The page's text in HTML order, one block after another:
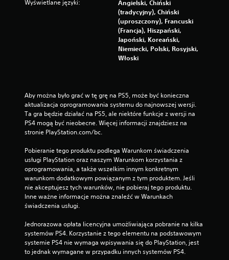
Wyświetlane języki:
Angielski, Chiński
(tradycyjny), Chiński
(uproszczony), Francuski
(Francja), Hiszpański,
Japoński, Koreański,
Niemiecki, Polski, Rosyjski,
Włoski
Aby można było grać w tę grę na PS5, może być konieczna
aktualizacja oprogramowania systemu do najnowszej wersji.
Ta gra będzie działać na PS5, ale niektóre funkcje z wersji na
PS4 mogą być nieobecne. Więcej informacji znajdziesz na
stronie PlayStation.com/bc.
Pobieranie tego produktu podlega Warunkom świadczenia
usługi PlayStation oraz naszym Warunkom korzystania z
oprogramowania, a także wszelkim innym konkretnym
warunkom dodatkowym powiązanym z tym produktem. Jeśli
nie akceptujesz tych warunków, nie pobieraj tego produktu.
Inne ważne informacje można znaleźć w Warunkach
świadczenia usługi.
Jednorazowa opłata licencyjna umożliwiająca pobranie na kilka
systemów PS4. Korzystanie z tego elementu na podstawowym
systemie PS4 nie wymaga wpisywania się do PlayStation, jest
to jednak wymagane w przypadku innych systemów PS4.